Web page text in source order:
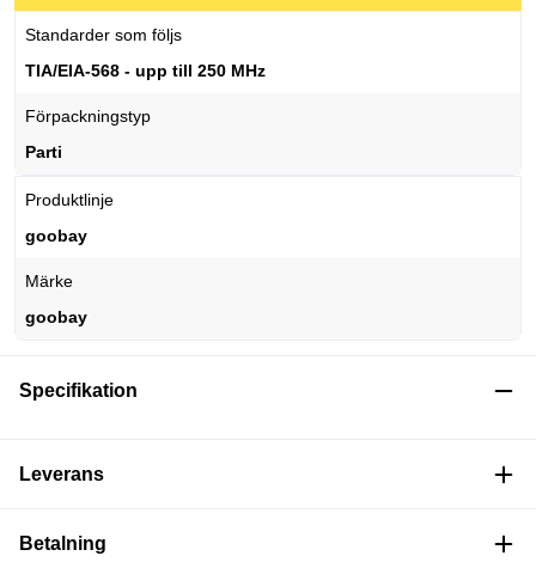
Standarder som följs
TIA/EIA-568 - upp till 250 MHz
Förpackningstyp
Parti
Produktlinje
goobay
Märke
goobay
Specifikation
Leverans
Betalning